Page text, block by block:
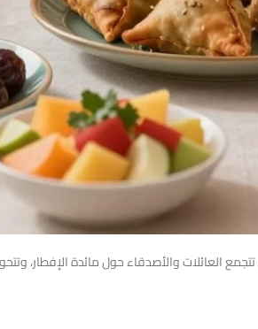
العائلات والأصدقاء حول مائدة الإفطار،